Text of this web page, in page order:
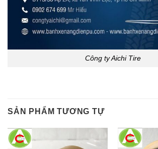
Công ty Aichi Tire
SẢN PHẨM TƯƠNG TỰ